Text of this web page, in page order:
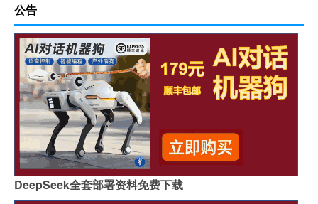
公告
DeepSeek全套部署资料免费下载